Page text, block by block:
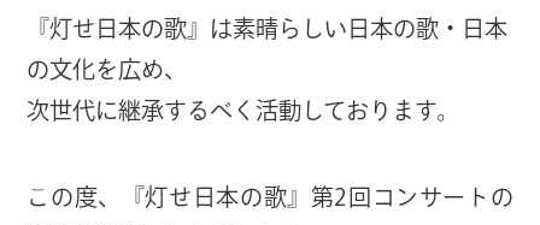
『灯せ日本の歌』は素晴らしい日本の歌・日本
の文化を広め、
次世代に継承するべく活動しております。
この度、『灯せ日本の歌』第2回コンサートの